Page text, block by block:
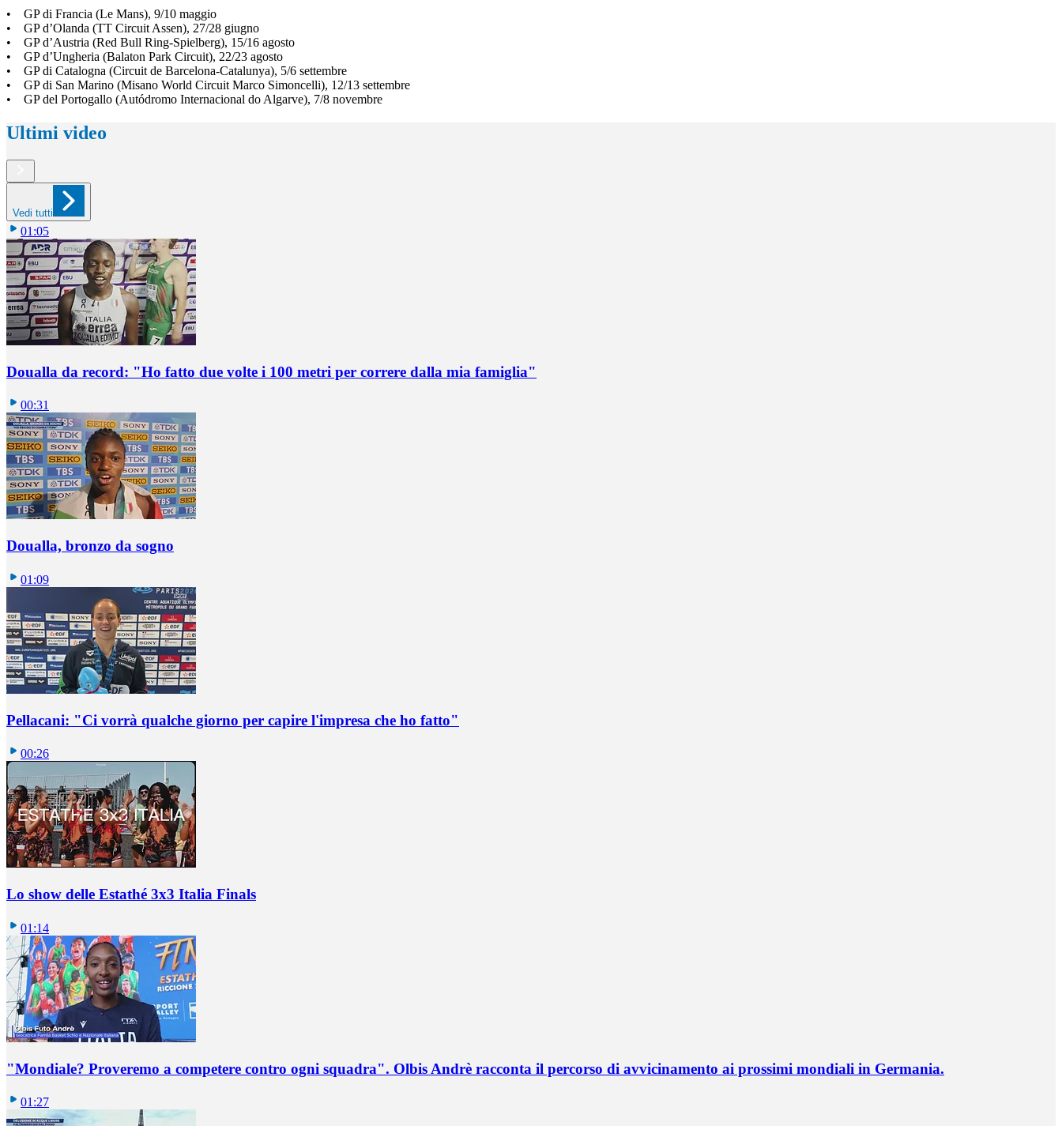
• GP di Francia (Le Mans), 9/10 maggio
• GP d’Olanda (TT Circuit Assen), 27/28 giugno
• GP d’Austria (Red Bull Ring-Spielberg), 15/16 agosto
• GP d’Ungheria (Balaton Park Circuit), 22/23 agosto
• GP di Catalogna (Circuit de Barcelona-Catalunya), 5/6 settembre
• GP di San Marino (Misano World Circuit Marco Simoncelli), 12/13 settembre
• GP del Portogallo (Autódromo Internacional do Algarve), 7/8 novembre
Ultimi video
Vedi tutti
01:05
Doualla da record: "Ho fatto due volte i 100 metri per correre dalla mia famiglia"
00:31
Doualla, bronzo da sogno
01:09
Pellacani: "Ci vorrà qualche giorno per capire l'impresa che ho fatto"
00:26
Lo show delle Estathé 3x3 Italia Finals
01:14
"Mondiale? Proveremo a competere contro ogni squadra". Olbis Andrè racconta il percorso di avvicinamento ai prossimi mondiali in Germania.
01:27